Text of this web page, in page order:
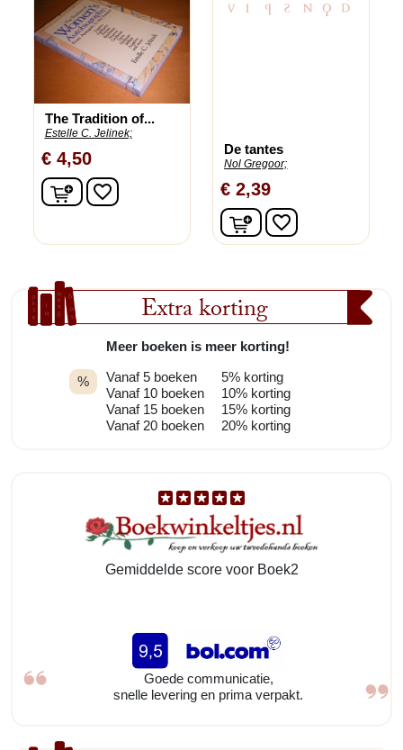
Extra korting
%
Meer boeken is meer korting!
Vanaf 5 boeken
Vanaf 10 boeken
Vanaf 15 boeken
Vanaf 20 boeken
5% korting
10% korting
15% korting
20% korting
Gemiddelde score voor Boek2
Goede communicatie,
snelle levering en prima verpakt.
The Tradition of...
Estelle C. Jelinek;
€ 4,50
In winkelwagen
favorite_border
De tantes
Nol Gregoor;
€ 2,39
In winkelwagen
favorite_border